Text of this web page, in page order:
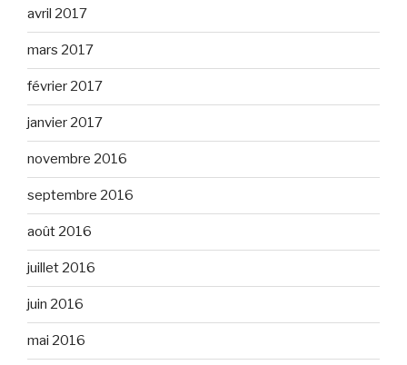
avril 2017
mars 2017
février 2017
janvier 2017
novembre 2016
septembre 2016
août 2016
juillet 2016
juin 2016
mai 2016